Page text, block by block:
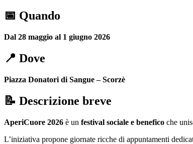
📅 Quando
Dal 28 maggio al 1 giugno 2026
📍 Dove
Piazza Donatori di Sangue – Scorzè
📝 Descrizione breve
AperiCuore 2026 è un festival sociale e benefico che
L’iniziativa propone giornate ricche di appuntamenti